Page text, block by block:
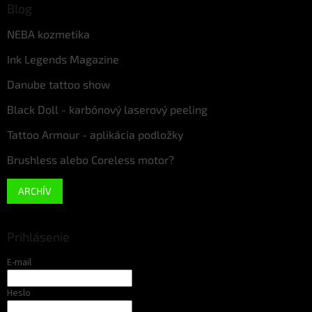
Blog
NEBA kozmetika
Ink Legends Magazine
Danube tattoo show
Black Doll - karbónový laserový peeling
Tattoo Armour - aplikácia podložky
Brushless alebo Coreless motor?
ARCHÍV
Prihlásenie
E-mail
Heslo